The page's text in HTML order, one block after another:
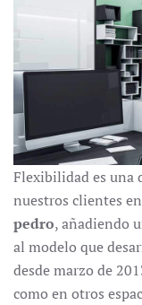
Flexibilidad es una
nuestros clientes en
pedro, añadiendo
al modelo que
desde marzo de
como en otros